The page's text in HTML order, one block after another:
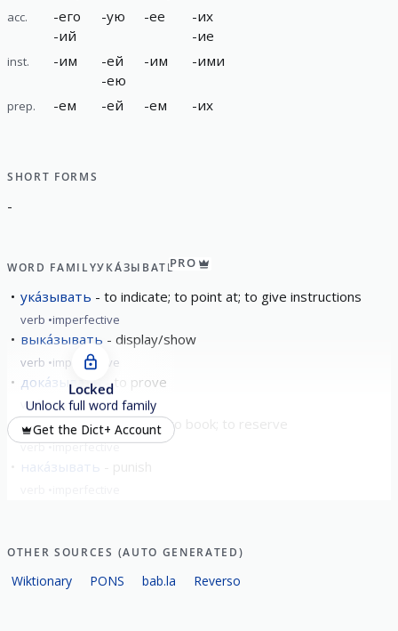
acc. -его
-ий
-ую -ее -их
-ие
inst. -им -ей
-ею
-им -ими
prep. -ем -ей -ем -их
SHORT FORMS
-
WORD FAMILYУКА́ЗЫВАТЬPRO
ука́зывать to indicate; to point at; to give instructions
verb imperfective
выка́зывать display/show
verb imperfective
дока́зывать to prove
verb imperfective
зака́зывать to order; to book; to reserve
verb imperfective
нака́зывать
Locked
Unlock full word family
Get the Dict+ Account
OTHER SOURCES (AUTO GENERATED)
Wiktionary PONS bab.la Reverso